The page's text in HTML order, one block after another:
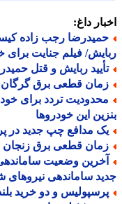
داغ:
رجب زاده
فیلم جنایت برای
ربایش و قتل
قطعی برق گرگان امروز شنبه 17
این خودروها
مدافع چپ جدید در
قطعی برق زنجان امروز شنبه 17
ساماندهی نیروهای
و دو خرید